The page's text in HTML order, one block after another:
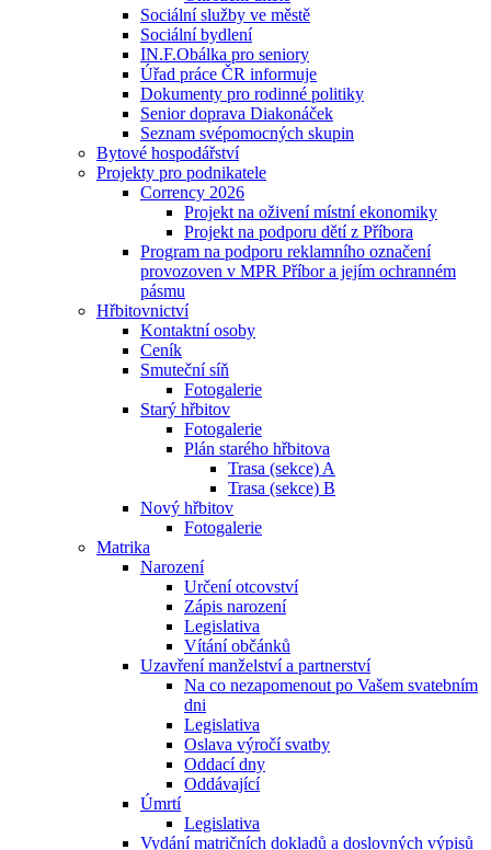
Sociální služby ve městě
Sociální bydlení
IN.F.Obálka pro seniory
Úřad práce ČR informuje
Dokumenty pro rodinné politiky
Senior doprava Diakonáček
Seznam svépomocných skupin
Bytové hospodářství
Projekty pro podnikatele
Corrency 2026
Projekt na oživení místní ekonomiky
Projekt na podporu dětí z Příbora
Program na podporu reklamního označení
provozoven v MPR Příbor a jejím ochranném
pásmu
Hřbitovnictví
Kontaktní osoby
Ceník
Smuteční síň
Fotogalerie
Starý hřbitov
Fotogalerie
Plán starého hřbitova
Trasa (sekce) A
Trasa (sekce) B
Nový hřbitov
Fotogalerie
Matrika
Narození
Určení otcovství
Zápis narození
Legislativa
Vítání občánků
Uzavření manželství a partnerství
Na co nezapomenout po Vašem svatebním
dni
Legislativa
Oslava výročí svatby
Oddací dny
Oddávající
Úmrtí
Legislativa
Vydání matričních dokladů a doslovných výpisů